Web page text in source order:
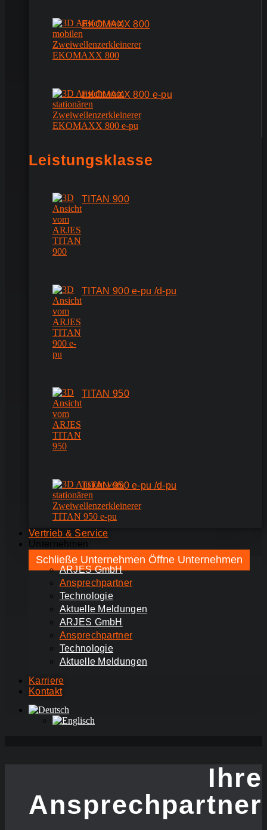
EKOMAXX 800
EKOMAXX 800 e-pu
Leistungsklasse
TITAN 900
TITAN 900 e-pu /d-pu
TITAN 950
TITAN 950 e-pu /d-pu
Vertrieb & Service
Unternehmen
Schließe Unternehmen Öffne Unternehmen
ARJES GmbH
Ansprechpartner
Technologie
Aktuelle Meldungen
ARJES GmbH
Ansprechpartner
Technologie
Aktuelle Meldungen
Karriere
Kontakt
Ihre
Ansprech­partner